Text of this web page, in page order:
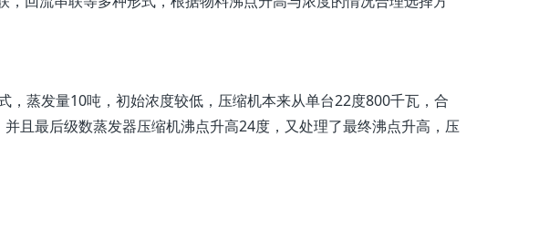
蒸发量10吨，初始浓度较低，压缩机本来从单台22度800千瓦，合
且最后级数蒸发器压缩机沸点升高24度，又处理了最终沸点升高，压